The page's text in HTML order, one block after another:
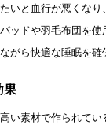
いと血行が悪くなり
ッドや羽毛布団を
がら快適な睡眠を確
果
い素材で作られて